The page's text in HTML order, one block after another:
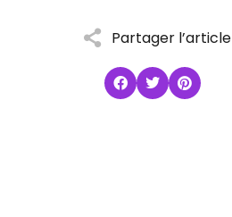
Partager l’article